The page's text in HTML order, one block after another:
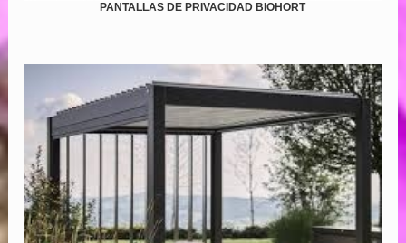
PANTALLAS DE PRIVACIDAD BIOHORT